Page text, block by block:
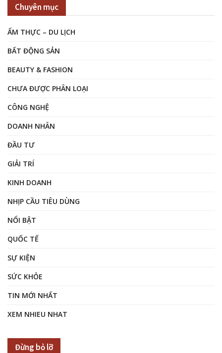
Chuyên mục
ẨM THỰC – DU LỊCH
BẤT ĐỘNG SẢN
BEAUTY & FASHION
CHƯA ĐƯỢC PHÂN LOẠI
CÔNG NGHỆ
DOANH NHÂN
ĐẦU TƯ
GIẢI TRÍ
KINH DOANH
NHỊP CẦU TIÊU DÙNG
NỔI BẬT
QUỐC TẾ
SỰ KIỆN
SỨC KHỎE
TIN MỚI NHẤT
XEM NHIEU NHAT
Đừng bỏ lỡ